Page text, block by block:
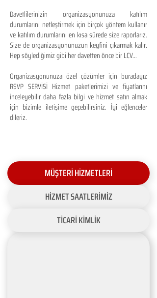
Davetlilerinizin organizasyonunuza katılım
durumlarını netleştirmek için birçok yöntem kullanır
ve katılım durumlarını en kısa sürede size raporlarız.
Size de organizasyonunuzun keyfini çıkarmak kalır.
Hep söylediğimiz gibi her davetten önce bir LCV...
Organizasyonunuza özel çözümler için buradayız
RSVP SERVİSİ Hizmet paketlerimizi ve fiyatlarını
inceleyebilir daha fazla bilgi ve hizmet satın almak
için bizimle iletişime geçebilirsiniz. İyi eğlenceler
dileriz.
MÜŞTERİ HİZMETLERİ
HİZMET SAATLERİMİZ
TİCARİ KİMLİK